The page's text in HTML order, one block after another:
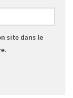
site dans le